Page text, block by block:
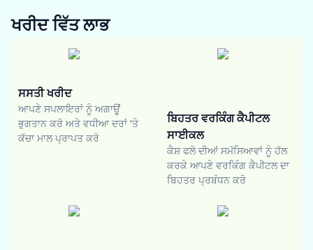
ਖਰੀਦ ਵਿੱਤਲਾਭ
ਸਸਤੀ ਖਰੀਦ
ਆਪਣੇ ਸਪਲਾਇਰਾਂ ਨੂੰ ਅਗਾਊਂ
ਭੁਗਤਾਨ ਕਰੋ ਅਤੇ ਵਧੀਆ ਦਰਾਂ 'ਤੇ
ਕੱਚਾ ਮਾਲ ਪ੍ਰਾਪਤ ਕਰੋ
ਬਿਹਤਰ ਵਰਕਿੰਗ ਕੈਪੀਟਲ
ਸਾਈਕਲ
ਕੈਸ਼ ਫਲੋ ਦੀਆਂ ਸਮੱਸਿਆਵਾਂ ਨੂੰ ਹੱਲ
ਕਰਕੇ ਆਪਣੇ ਵਰਕਿੰਗ ਕੈਪੀਟਲ ਦਾ
ਬਿਹਤਰ ਪ੍ਰਬੰਧਨ ਕਰੋ